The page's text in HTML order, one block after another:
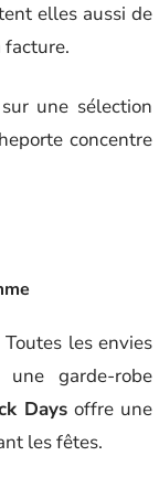
elles aussi de
facture.
une sélection
concentre
les envies
garde-robe
Days offre une
les fêtes.